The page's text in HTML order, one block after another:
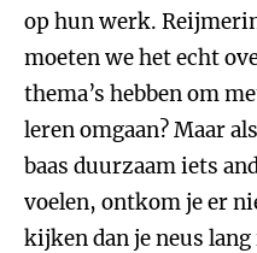
op hun werk.
moeten we het echt
thema’s hebben om
leren omgaan? Maar
baas duurzaam iets
voelen, ontkom je er
kijken dan je neus